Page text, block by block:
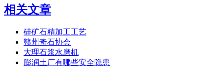
相关文章
硅矿石精加工工艺
赣州奇石协会
大理石浆水磨机
膨润土厂有哪些安全隐患